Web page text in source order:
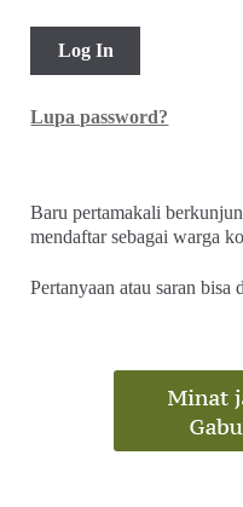
Lupa password?
Baru pertamakali
mendaftar sebagai warga
Pertanyaan atau saran